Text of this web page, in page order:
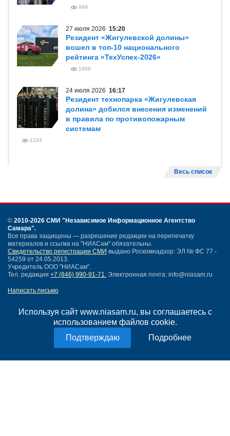
Используя сайт www.niasam.ru, вы соглашаетесь с
использованием файлов cookie.
Подробнее
999
27 июля 2026 15:20
Резидент «Жигулевской долины»
вошел в топ-10 национального
рейтинга «ТехУспех-2026»
1008
24 июля 2026 16:17
Резидент технопарка «Жигулевская
долина» добился внесения изменений
в правила по противопожарным
системам
1224
Весь список
© 2010-2026 СМИ "Независимое Информационное Агентство
Самара".
Все права защищены — разрешение редакции на перепечатку
материалов и ссылка на "НИАСам" обязательны.
Свидетельство регистрации СМИ выдано Роскомнадзор: ЭЛ № ФС 77 -
54259 от 24.05.2013.
Учредитель ООО "НИАСам".
Тел. редакции +7 (846) 990-91-71. Электронная почта: info@niasam.ru
Написать письмо
Нашли ошибку?
Политика конфиденциальности